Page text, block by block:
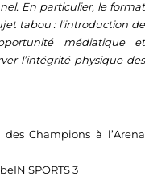
En particulier, le format
tabou : l’introduction de
médiatique et
l’intégrité physique des
des Champions à l’Arena
SPORTS 3